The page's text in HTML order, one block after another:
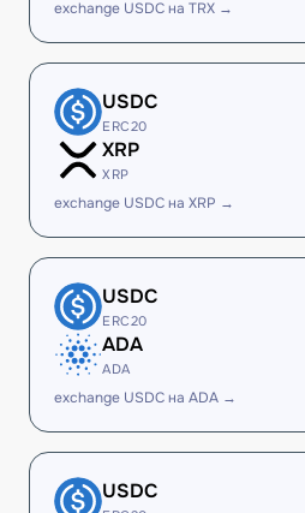
exchange USDC на TRX →
USDC
ERC20
XRP
XRP
exchange USDC на XRP →
USDC
ERC20
ADA
ADA
exchange USDC на ADA →
USDC